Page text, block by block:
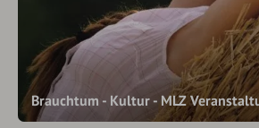
Brauchtum - Kultur - MLZ